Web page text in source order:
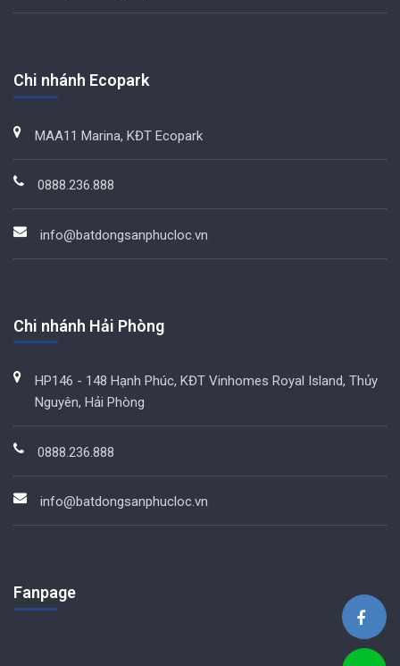
Chi nhánh Ecopark
MAA11 Marina, KĐT Ecopark
0888.236.888
info@batdongsanphucloc.vn
Chi nhánh Hải Phòng
HP146 - 148 Hạnh Phúc, KĐT Vinhomes Royal Island, Thủy
Nguyên, Hải Phòng
0888.236.888
info@batdongsanphucloc.vn
Fanpage